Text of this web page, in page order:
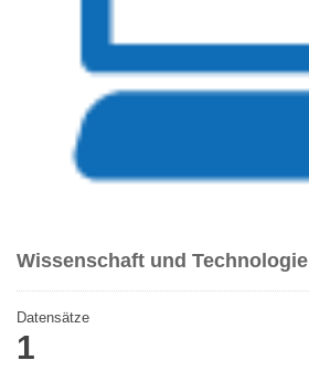
Wissenschaft und Technologie
Datensätze
1